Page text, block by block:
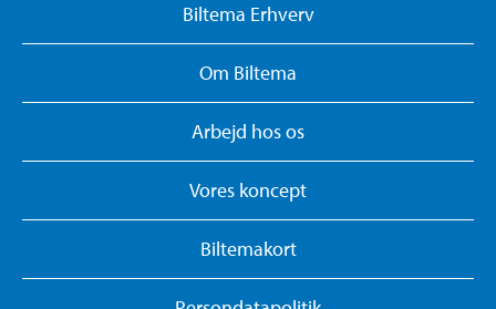
Biltema Erhverv
Om Biltema
Arbejd hos os
Vores koncept
Biltemakort